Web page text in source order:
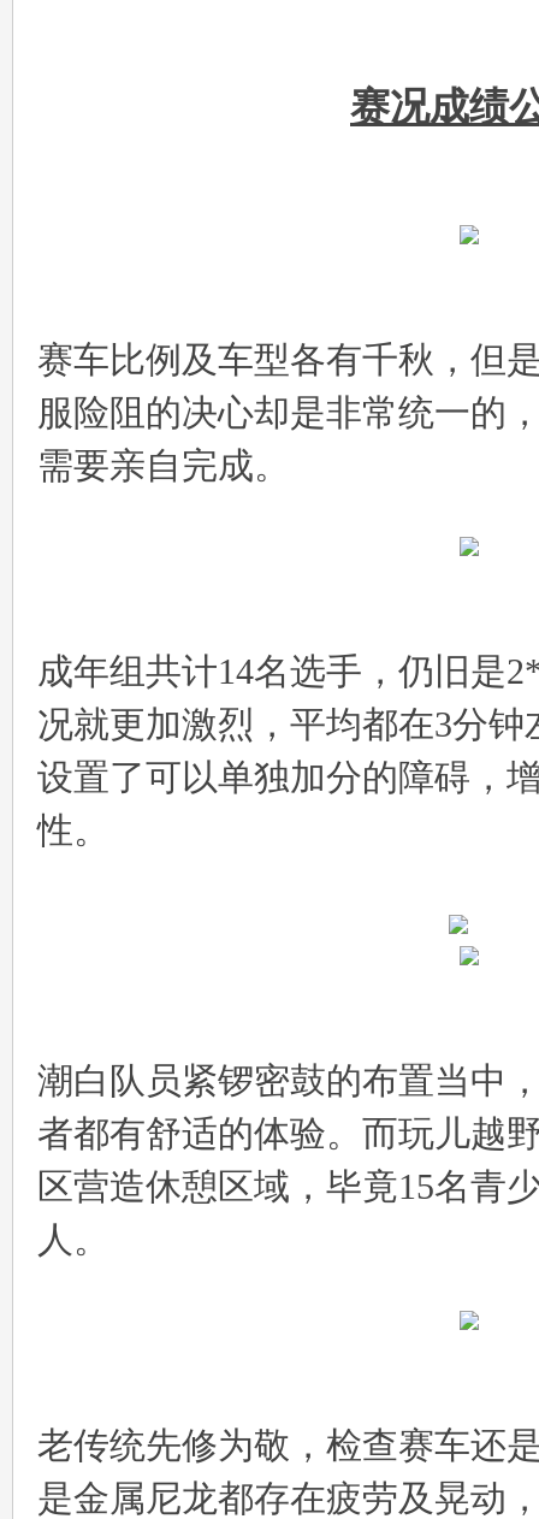
赛况成绩
赛车比例及车型各有千秋，但
服险阻的决心却是非常统一的
需要亲自完成。
成年组共计14名选手，仍旧是
况就更加激烈，平均都在3分
设置了可以单独加分的障碍，
性。
潮白队员紧锣密鼓的布置当中
者都有舒适的体验。而玩儿越
区营造休憩区域，毕竟15名青
人。
老传统先修为敬，检查赛车还
是金属尼龙都存在疲劳及晃动